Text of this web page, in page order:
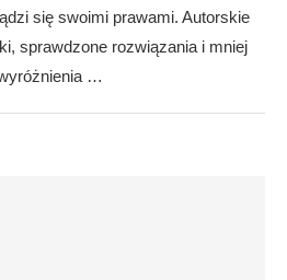
się swoimi prawami. Autorskie
sprawdzone rozwiązania i mniej
…